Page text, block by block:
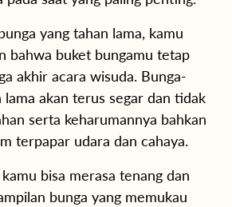
yang tahan lama, kamu
bahwa buket bungamu tetap
akhir acara wisuda. Bunga-
lama akan terus segar dan tidak
serta keharumannya bahkan
terpapar udara dan cahaya.
bisa merasa tenang dan
bunga yang memukau